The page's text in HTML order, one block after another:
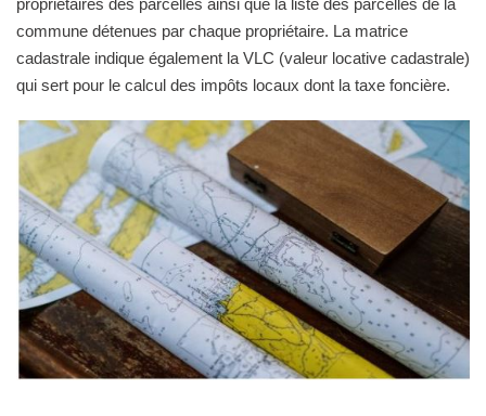
commune détenues par chaque propriétaire. La matrice
cadastrale indique également la VLC (valeur locative cadastrale)
qui sert pour le calcul des impôts locaux dont la taxe foncière.